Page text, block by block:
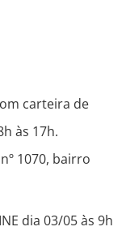
carteira de
às 17h.
1070, bairro
dia 03/05 às 9h